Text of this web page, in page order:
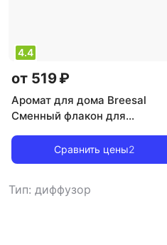
4.4
от 519 ₽
Аромат для дома Breesal
Сменный флакон для
Свежесть Прованса
Сравнить цены2
Тип: диффузор